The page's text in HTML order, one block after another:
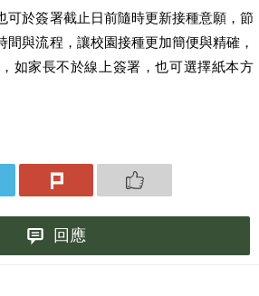
可於簽署截止日前隨時更新接種意願，節
間與流程，讓校園接種更加簡便與精確，
如家長不於線上簽署，也可選擇紙本方
回應